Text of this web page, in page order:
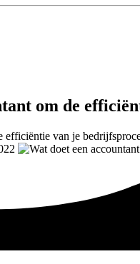
om de